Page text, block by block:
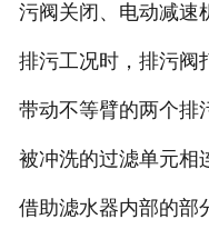
污阀关闭、电动减速
排污工况时，排污阀
带动不等臂的两个排
被冲洗的过滤单元相
借助滤水器内部的部